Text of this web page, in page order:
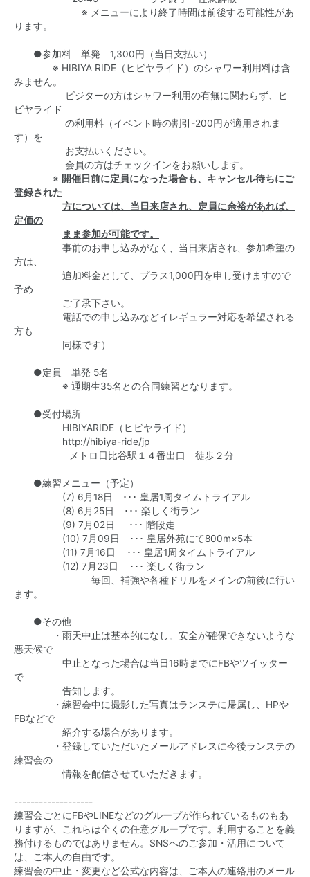
※ メニューにより終了時間は前後する可能性があ
ります。
●参加料 単発 1,300円（当日支払い）
※ HIBIYA RIDE（ヒビヤライド）のシャワー利用料は含
みません。
ビジターの方はシャワー利用の有無に関わらず、ヒ
ビヤライド
の利用料（イベント時の割引-200円が適用されま
す）を
お支払いください。
会員の方はチェックインをお願いします。
※ 開催日前に定員になった場合も、キャンセル待ちにご
登録された
方については、当日来店され、定員に余裕があれば、
定価の
まま参加が可能です。
事前のお申し込みがなく、当日来店され、参加希望の
方は、
追加料金として、プラス1,000円を申し受けますので
予め
ご了承下さい。
電話での申し込みなどイレギュラー対応を希望される
方も
同様です）
●定員 単発 5名
※ 通期生35名との合同練習となります。
●受付場所
HIBIYARIDE（ヒビヤライド）
http://hibiya-ride/jp
メトロ日比谷駅１４番出口 徒歩２分
●練習メニュー（予定）
(7) 6月18日 ･･･ 皇居1周タイムトライアル
(8) 6月25日 ･･･ 楽しく街ラン
(9) 7月02日 ･･･ 階段走
(10) 7月09日 ･･･ 皇居外苑にて800m×5本
(11) 7月16日 ･･･ 皇居1周タイムトライアル
(12) 7月23日 ･･･ 楽しく街ラン
毎回、補強や各種ドリルをメインの前後に行い
ます。
●その他
・雨天中止は基本的になし。安全が確保できないような
悪天候で
中止となった場合は当日16時までにFBやツイッター
で
告知します。
・練習会中に撮影した写真はランステに帰属し、HPや
FBなどで
紹介する場合があります。
・登録していただいたメールアドレスに今後ランステの
練習会の
情報を配信させていただきます。
-------------------
練習会ごとにFBやLINEなどのグループが作られているものもあ
りますが、これらは全くの任意グループです。利用することを義
務付けるものではありません。SNSへのご参加・活用について
は、ご本人の自由です。
練習会の中止・変更など公式な内容は、ご本人の連絡用のメール